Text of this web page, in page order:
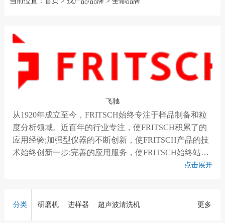
飞驰
从1920年成立至今，FRITSCH始终专注于样品制备和粒
度分析领域。近百年的行业专注，使FRITSCH积累了的
应用经验;加强型仪器的不断创新，使FRITSCH产品的技
术始终创新一步;完善的应用服务，使FRITSCH始终站在
客户的角度。FRITSCH历经四代人的创新与发展，其生
度仪等产品已广泛应用于工业、研究实验室的样品制备
与粒度、粒形分析领域。德国FRITSCH，更进一步!
点击展开
分类 研磨机 进样器 超声波清洗机 更多